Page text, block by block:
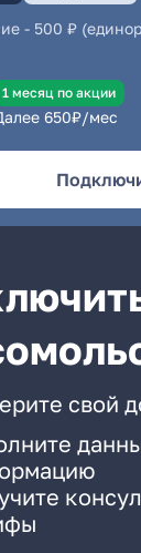
- 500 ₽
1 месяц по акции
650₽/мес
свой